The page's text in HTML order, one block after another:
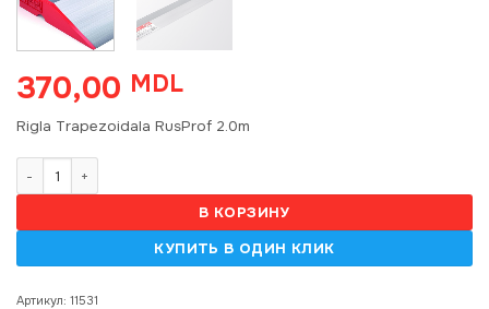
370,00 MDL
Rigla Trapezoidala RusProf 2.0m
В КОРЗИНУ
Артикул: 11531